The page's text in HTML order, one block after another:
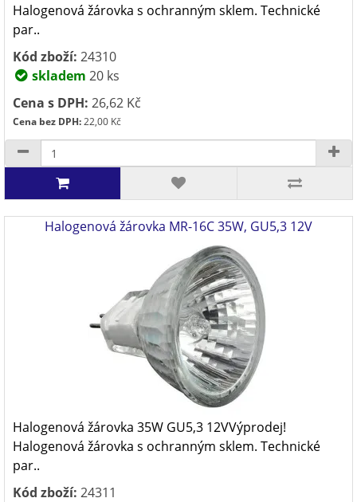
Halogenová žárovka s ochranným sklem. Technické
par..
Kód zboží: 24310
skladem 20 ks
Cena s DPH: 26,62 Kč
Cena bez DPH:22,00 Kč
Halogenová žárovka MR-16C 35W, GU5,3 12V
Halogenová žárovka 35W GU5,3 12VVýprodej!
Halogenová žárovka s ochranným sklem. Technické
par..
Kód zboží: 24311